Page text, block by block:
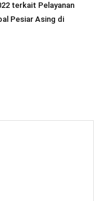
terkait Pelayanan
Pesiar Asing di